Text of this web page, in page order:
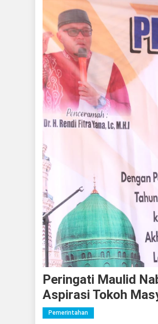
Peringati Maulid
Aspirasi Tokoh
Pemerintahan